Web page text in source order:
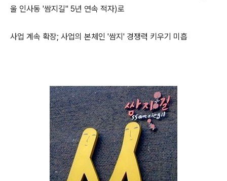
울 인사동 '쌈지길'' 5년 연속 적자)로
사업 계속 확장; 사업의 본체인 '쌈지' 경쟁력 키우기 미흡